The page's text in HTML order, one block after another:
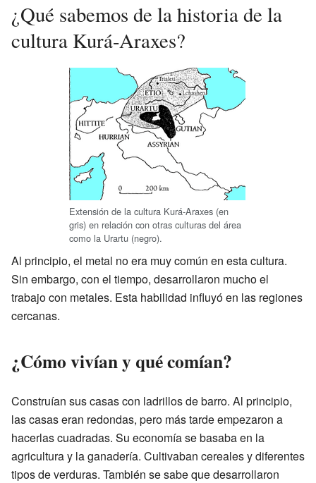
¿Qué sabemos de la historia de la
cultura Kurá-Araxes?
Extensión de la cultura Kurá-Araxes (en
gris) en relación con otras culturas del área
como la Urartu (negro).
Al principio, el metal no era muy común en esta cultura.
Sin embargo, con el tiempo, desarrollaron mucho el
trabajo con metales. Esta habilidad influyó en las regiones
cercanas.
¿Cómo vivían y qué comían?
Construían sus casas con ladrillos de barro. Al principio,
las casas eran redondas, pero más tarde empezaron a
hacerlas cuadradas. Su economía se basaba en la
agricultura y la ganadería. Cultivaban cereales y diferentes
tipos de verduras. También se sabe que desarrollaron